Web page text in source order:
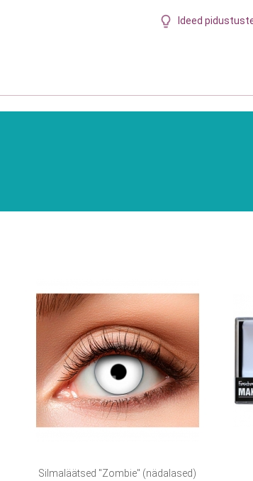
Ideed
Silmaläätsed "Zombie" (nädalased)